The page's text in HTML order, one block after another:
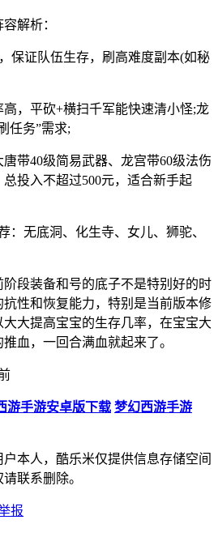
解析：
保证队伍生存，刷高难度副本(如秘
，平砍+横扫千军能快速清小怪;龙
任务”需求;
带40级简易武器、龙宫带60级法伤
投入不超过500元，适合新手起
：无底洞、化生寺、女儿、狮驼、
段装备和号的底子不是特别好的时
性和恢复能力，特别是当前版本修
大提高宝宝的生存几率，在宝宝大
血，一回合满血就起来了。
游手游安卓版下载 梦幻西游手游
本人，酷乐米仅提供信息存储空间
联系删除。
报